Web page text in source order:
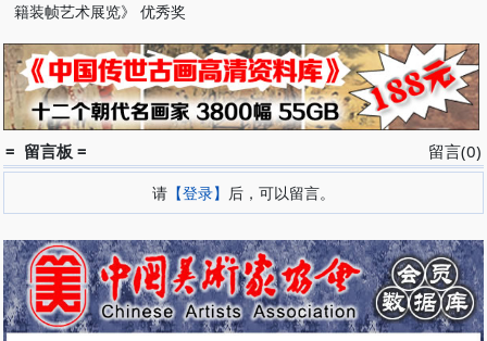
籍装帧艺术展览》 优秀奖
留言(0)
= 留言板 =
请 【登录】 后，可以留言。